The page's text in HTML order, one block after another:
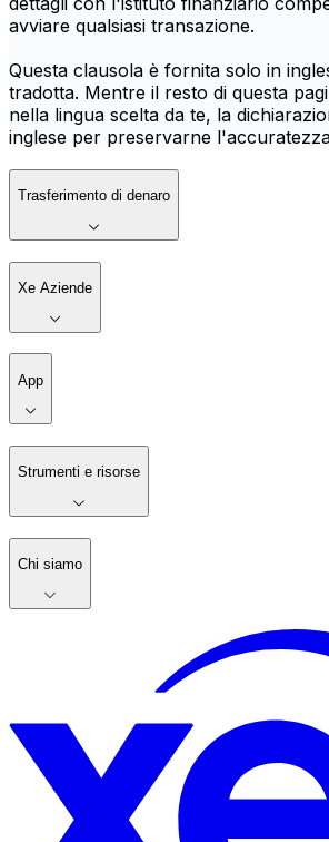
avviare qualsiasi transazione.
Questa clausola è fornita solo in
tradotta. Mentre il resto di questa
nella lingua scelta da te, la
inglese per preservarne
Trasferimento di denaro
Xe Aziende
App
Strumenti e risorse
Chi siamo